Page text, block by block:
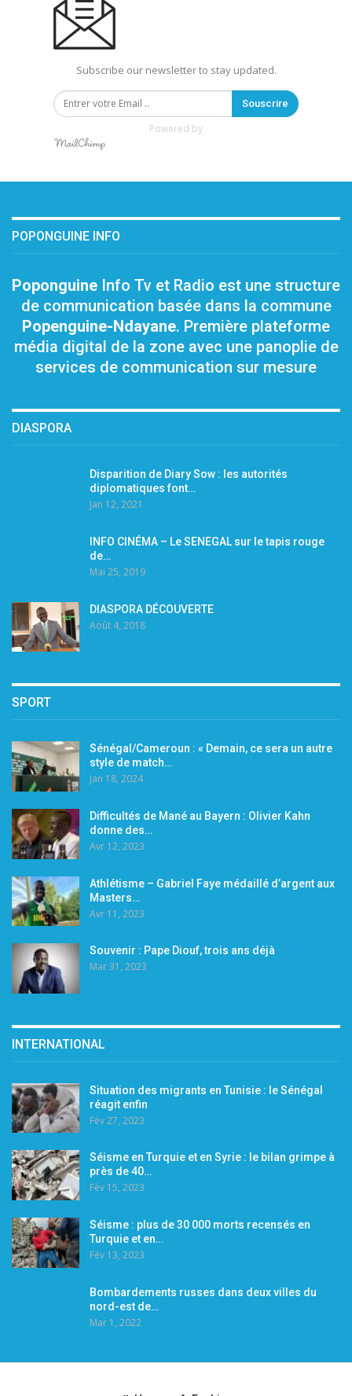
Subscribe our newsletter to stay updated.
Souscrire
Powered by
POPONGUINE INFO
Poponguine Info Tv et Radio est une structure
de communication basée dans la commune
Popenguine-Ndayane. Première plateforme
média digital de la zone avec une panoplie de
services de communication sur mesure
DIASPORA
Disparition de Diary Sow : les autorités
diplomatiques font…
Jan 12, 2021
INFO CINÉMA – Le SENEGAL sur le tapis rouge
de…
Mai 25, 2019
DIASPORA DÉCOUVERTE
Août 4, 2018
SPORT
Sénégal/Cameroun : « Demain, ce sera un autre
style de match…
Jan 18, 2024
Difficultés de Mané au Bayern : Olivier Kahn
donne des…
Avr 12, 2023
Athlétisme – Gabriel Faye médaillé d’argent aux
Masters…
Avr 11, 2023
Souvenir : Pape Diouf, trois ans déjà
Mar 31, 2023
INTERNATIONAL
Situation des migrants en Tunisie : le Sénégal
réagit enfin
Fév 27, 2023
Séisme en Turquie et en Syrie : le bilan grimpe à
près de 40…
Fév 15, 2023
Séisme : plus de 30 000 morts recensés en
Turquie et en…
Fév 13, 2023
Bombardements russes dans deux villes du
nord-est de…
Mar 1, 2022